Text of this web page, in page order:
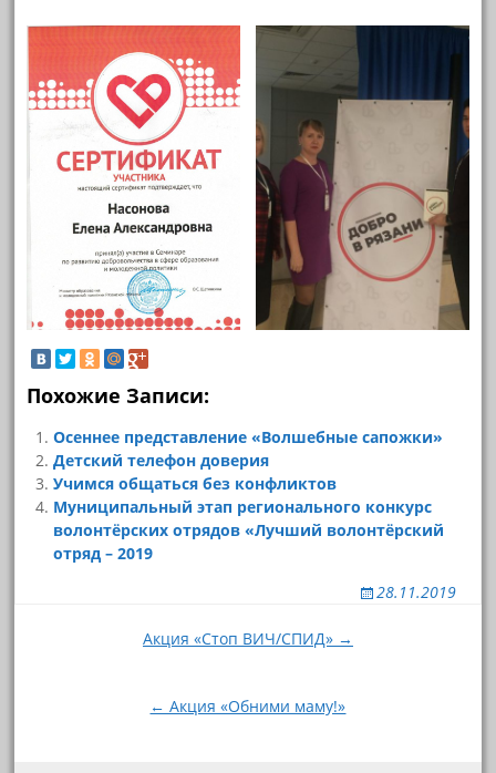
Похожие Записи:
Осеннее представление «Волшебные сапожки»
Детский телефон доверия
Учимся общаться без конфликтов
Муниципальный этап регионального конкурс
волонтёрских отрядов «Лучший волонтёрский
отряд – 2019
28.11.2019
Акция «Стоп ВИЧ/СПИД» →
← Акция «Обними маму!»